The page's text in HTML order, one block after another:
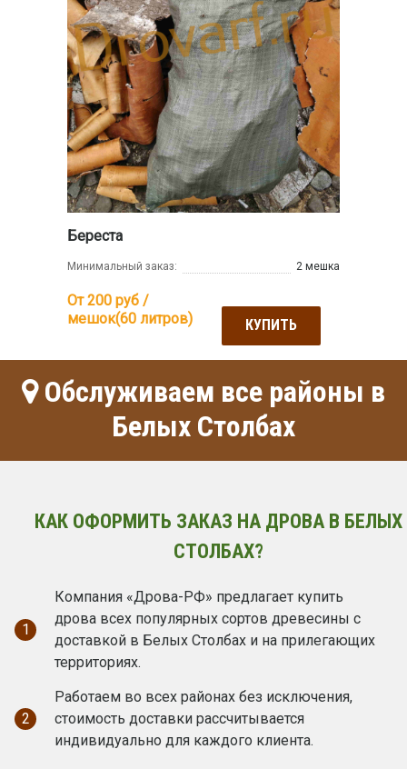
Береста
Минимальный заказ: 2 мешка
От 200 руб /
мешок(60 литров)
КУПИТЬ
Обслуживаем все районы в
Белых Столбах
КАК ОФОРМИТЬ ЗАКАЗ НА ДРОВА В БЕЛЫХ
СТОЛБАХ?
1
Компания «Дрова-РФ» предлагает купить
дрова всех популярных сортов древесины с
доставкой в Белых Столбах и на прилегающих
территориях.
2
Работаем во всех районах без исключения,
стоимость доставки рассчитывается
индивидуально для каждого клиента.